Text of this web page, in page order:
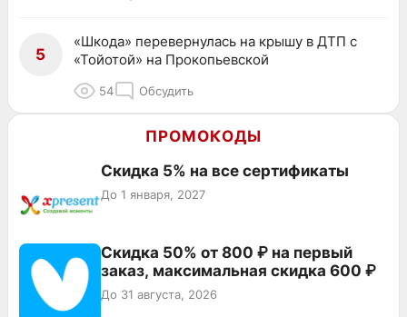
5
«Шкода» перевернулась на крышу в ДТП с
«Тойотой» на Прокопьевской
54 Обсудить
ПРОМОКОДЫ
Скидка 5% на все сертификаты
До 1 января, 2027
Скидка 50% от 800 ₽ на первый
заказ, максимальная скидка 600 ₽
До 31 августа, 2026